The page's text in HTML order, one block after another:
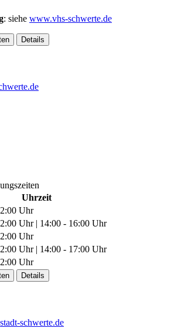
: siehe www.vhs-schwerte.de
Details
Uhrzeit
Uhr
Uhr | 14:00 - 16:00 Uhr
Uhr
Uhr | 14:00 - 17:00 Uhr
Uhr
Details
schwerte.de